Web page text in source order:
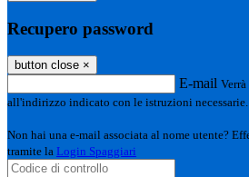
Recupero password
button close ×
E-mail
all'indirizzo indicato con le istruzioni necessarie.
Non hai una e-mail associata al nome utente?
tramite la Login Spaggiari